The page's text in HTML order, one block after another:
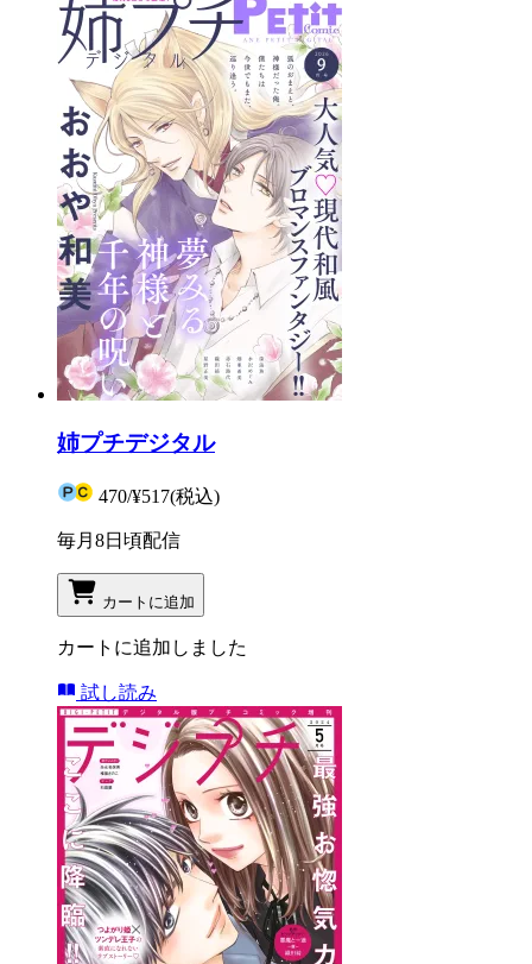
姉プチデジタル
470/¥517(税込)
毎月8日頃配信
カートに追加
カートに追加しました
試し読み